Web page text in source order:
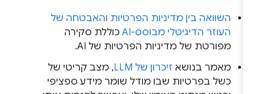
השוואה בין מדיניות הפרטיות והאבטחה של
העוזר הדיגיטלי מבוסס-AI
כוללת סקירה
מפורטת של מדיניות הפרטיות של AI.
מאמר בנושאזיכרון של LLM
, מצב קריטי של
כשל בפרטיות שבו מודל שומר מידע ספציפי